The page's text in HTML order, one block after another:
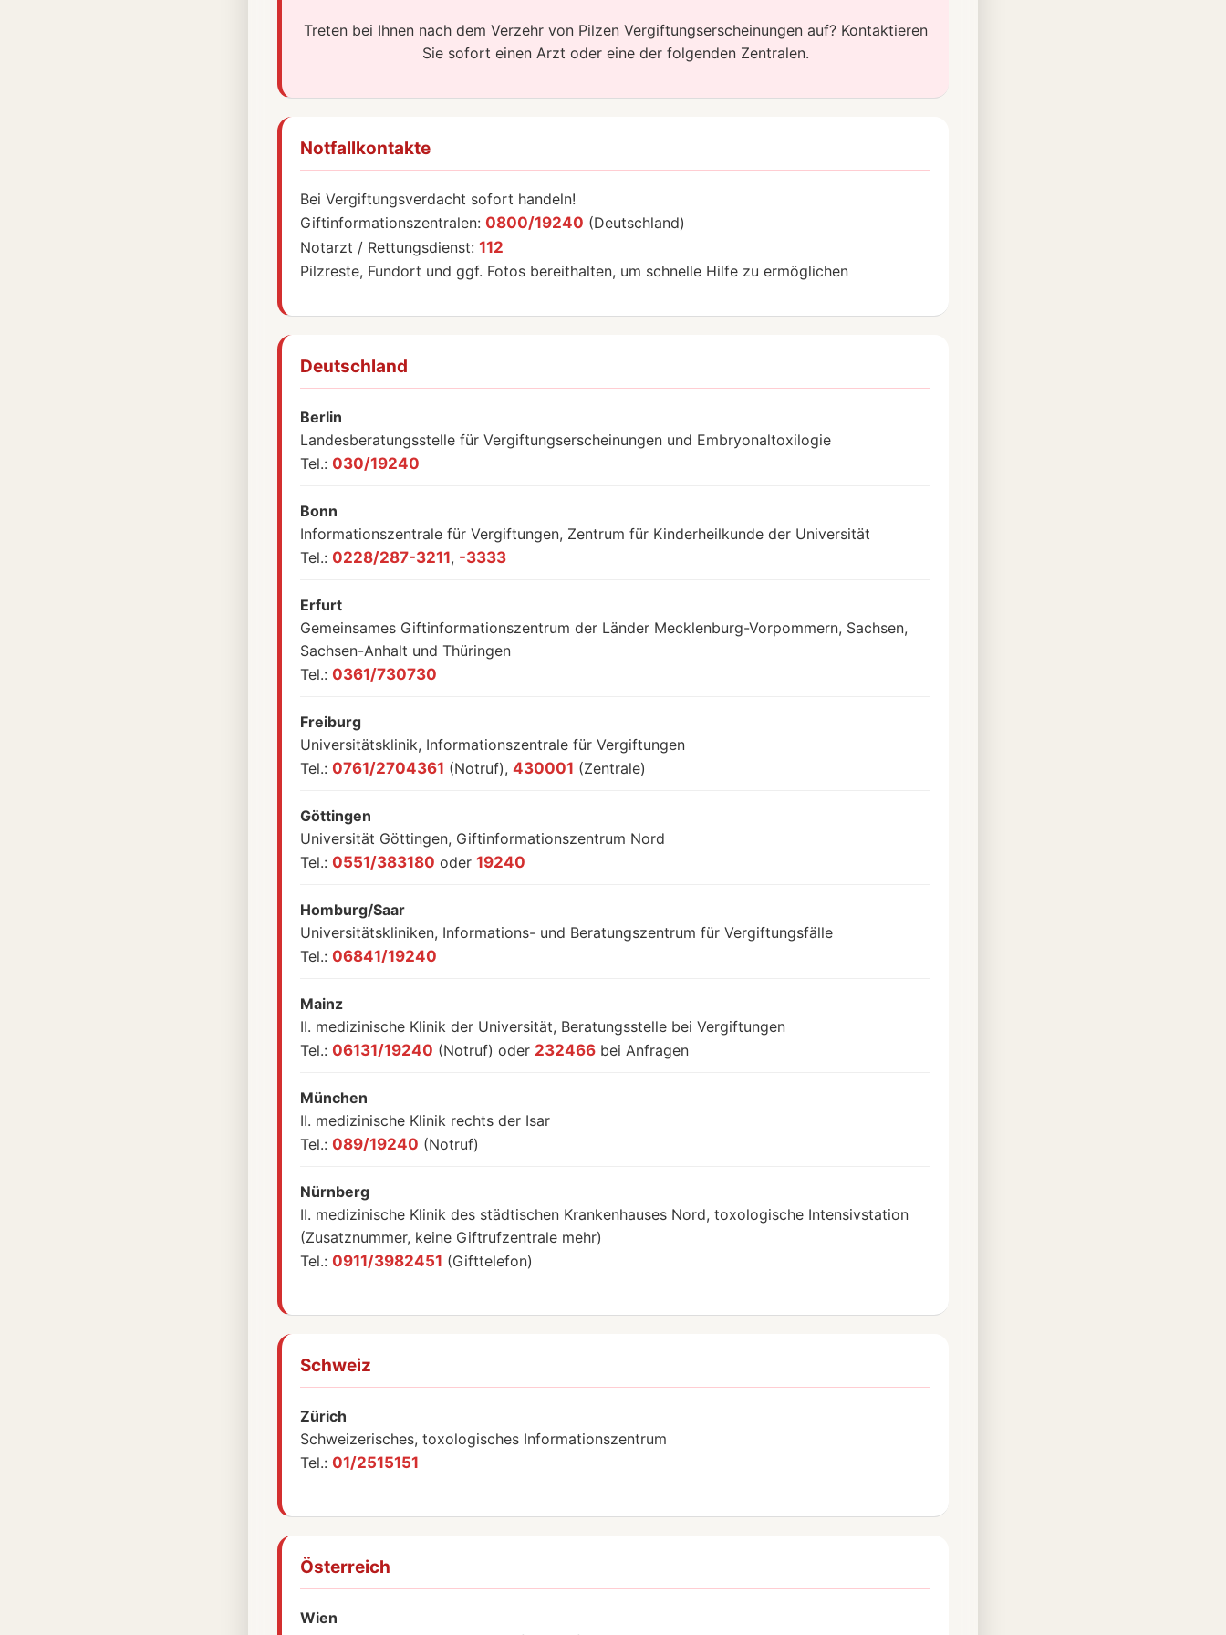
Treten bei Ihnen nach dem Verzehr von Pilzen Vergiftungserscheinungen auf? Kontaktieren
Sie sofort einen Arzt oder eine der folgenden Zentralen.
Notfallkontakte
Bei Vergiftungsverdacht sofort handeln!
Giftinformationszentralen: 0800/19240 (Deutschland)
Notarzt / Rettungsdienst: 112
Pilzreste, Fundort und ggf. Fotos bereithalten, um schnelle Hilfe zu ermöglichen
Deutschland
Berlin
Landesberatungsstelle für Vergiftungserscheinungen und Embryonaltoxilogie
Tel.: 030/19240
Bonn
Informationszentrale für Vergiftungen, Zentrum für Kinderheilkunde der Universität
Tel.: 0228/287-3211, -3333
Erfurt
Gemeinsames Giftinformationszentrum der Länder Mecklenburg-Vorpommern, Sachsen,
Sachsen-Anhalt und Thüringen
Tel.: 0361/730730
Freiburg
Universitätsklinik, Informationszentrale für Vergiftungen
Tel.: 0761/2704361 (Notruf), 430001 (Zentrale)
Göttingen
Universität Göttingen, Giftinformationszentrum Nord
Tel.: 0551/383180 oder 19240
Homburg/Saar
Universitätskliniken, Informations- und Beratungszentrum für Vergiftungsfälle
Tel.: 06841/19240
Mainz
II. medizinische Klinik der Universität, Beratungsstelle bei Vergiftungen
Tel.: 06131/19240 (Notruf) oder 232466 bei Anfragen
München
II. medizinische Klinik rechts der Isar
Tel.: 089/19240 (Notruf)
Nürnberg
II. medizinische Klinik des städtischen Krankenhauses Nord, toxologische Intensivstation
(Zusatznummer, keine Giftrufzentrale mehr)
Tel.: 0911/3982451 (Gifttelefon)
Schweiz
Zürich
Schweizerisches, toxologisches Informationszentrum
Tel.: 01/2515151
Österreich
Wien